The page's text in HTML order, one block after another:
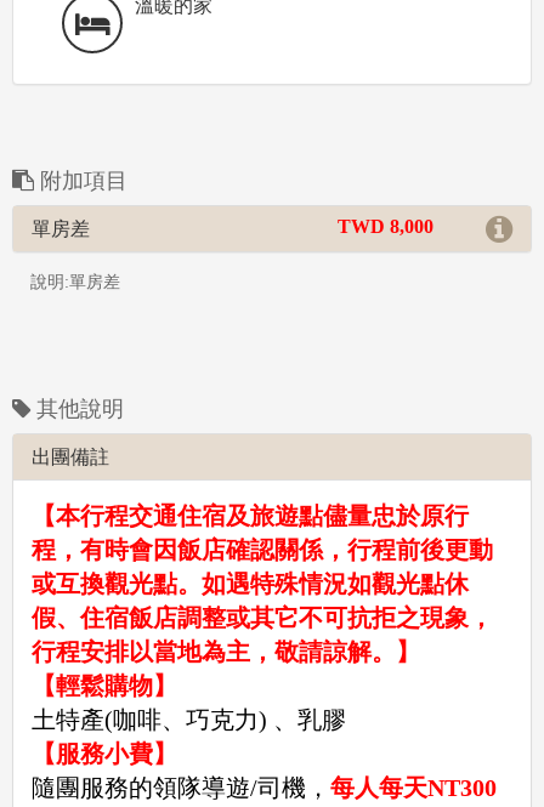
溫暖的家
附加項目
單房差 TWD 8,000
說明:單房差
其他說明
出團備註
【本行程交通住宿及旅遊點儘量忠於原行
程，有時會因飯店確認關係，行程前後更動
或互換觀光點。如遇特殊情況如觀光點休
假、住宿飯店調整或其它不可抗拒之現象，
行程安排以當地為主，敬請諒解。】
【輕鬆購物】
土特產(咖啡、巧克力) 、乳膠
【服務小費】
隨團服務的領隊導遊/司機， 每人每天NT300